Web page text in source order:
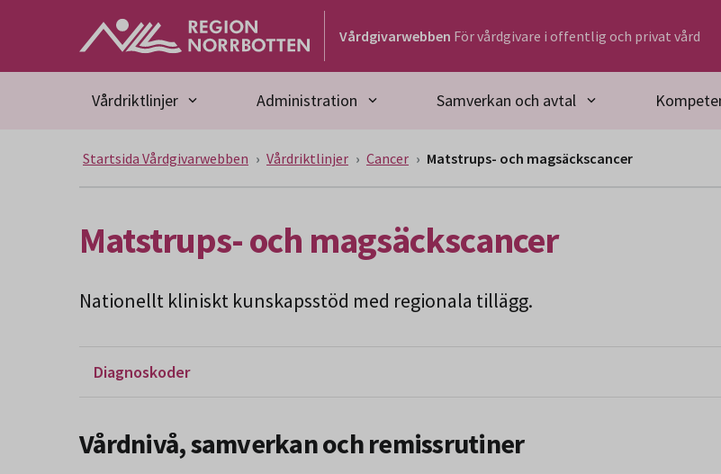
Gå till huvudmeny
Gå till övergripande innehåll
Vårdgivarwebben För vårdgivare i offentlig och privat vård
Vårdriktlinjer Administration Samverkan och avtal
Startsida Vårdgivarwebben Vårdriktlinjer Cancer Matstrups- och magsäckscancer
Matstrups- och magsäckscancer
Nationellt kliniskt kunskapsstöd med regionala tillägg.
Diagnoskoder
Vårdnivå, samverkan och remissrutiner